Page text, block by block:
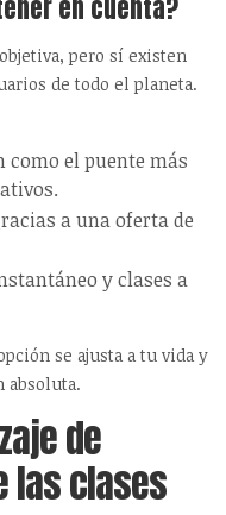
en cuenta?
pero sí existen
de todo el planeta.
como el puente más
a una oferta de
y clases a
se ajusta a tu vida y
absoluta.
de
las clases